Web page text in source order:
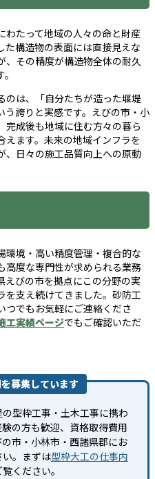
わたって地域の人々の命と財産
た構造物の表面には直接見えな
、その精度が構造物全体の耐久
のは、「自分たちが造った堰堤
誇りと実感です。えびの市・小
完成後も地域に住む方々の暮ら
えます。未来の地域インフラを
、日々の施工品質向上への原動
環境・高い精度管理・複合的な
高度な専門性が求められる業務
えびの市を拠点にこの分野の実
を支え続けてきました。砂防工
つでもお気軽にご連絡くださ
工実績ページでもご確認いただ
募集しています
型枠工事・土木工事に携わ
の方も歓迎、資格取得費用
市・小林市・西諸県郡にお
。まずは型枠大工の仕事内
ください。